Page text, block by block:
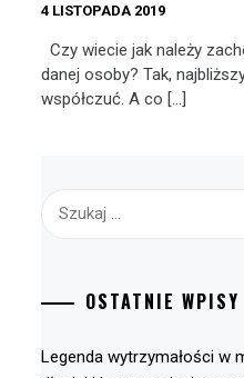
4 LISTOPADA 2019
Czy wiecie jak należy
danej osoby? Tak,
współczuć. A co […]
OSTATNIE WPISY
Legenda wytrzymałości w